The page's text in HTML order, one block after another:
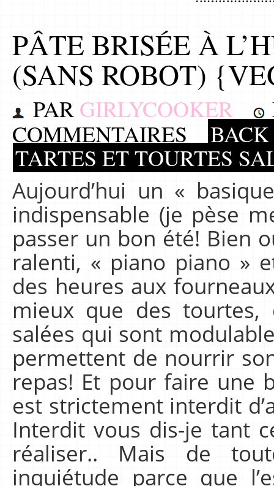
PÂTE BRISÉE À
(SANS ROBOT)
PAR GIRLYCOOKER
COMMENTAIRES
TARTES ET TOURTES
Aujourd’hui un «
indispensable (je pèse
passer un bon été! Bien
ralenti, « piano piano »
des heures aux
mieux que des
salées qui sont
permettent de nourrir
repas! Et pour faire une
est strictement interdit
Interdit vous dis-je tant
réaliser.. Mais de
inquiétude parce que